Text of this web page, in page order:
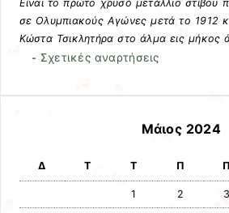
Είναι το πρώτο χρυσό μετάλλιο στίβου
σε Ολυμπιακούς Αγώνες μετά το 1912
Κώστα Τσικλητήρα στο άλμα εις μήκος
- Σχετικές αναρτήσεις
Μάιος 2024
Δ Τ Τ Π Π
1 2 3